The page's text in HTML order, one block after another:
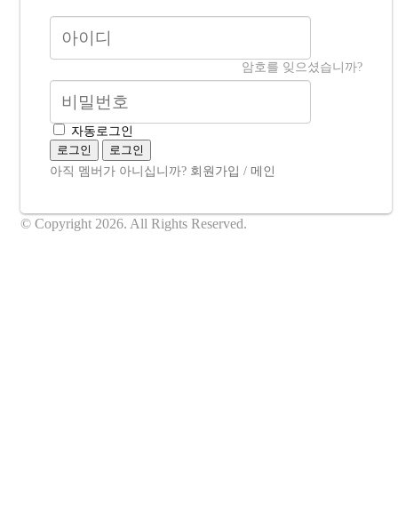
암호를 잊으셨습니까?
자동로그인
로그인
로그인
아직 멤버가 아니십니까? 회원가입 / 메인
© Copyright 2026. All Rights Reserved.